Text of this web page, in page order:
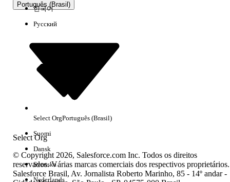
Sem resultados
Português (Brasil)
Select Org
한국어
Русский
Select OrgPortuguês (Brasil)
Suomi
Dansk
Svenska
Nederlands
© Copyright 2026, Salesforce.com Inc. Todos os direitos
reservados. Várias marcas comerciais dos respectivos proprietários.
Salesforce Brasil, Av. Jornalista Roberto Marinho, 85 - 14º andar -